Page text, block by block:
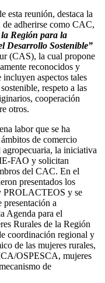
esta reunión, destaca la
adherirse como CAC,
Región para la
Desarrollo Sostenible”
(CAS), la cual propone
reconocidos y
aspectos tales
respeto a las
cooperación
otros.
labor que se ha
de comercio
la iniciativa
FAO y solicitan
del CAC. En el
presentados los
y se
a
Agenda para el
Rurales de la Región
coordinación regional y
de las mujeres rurales,
OSPESCA, mujeres
de